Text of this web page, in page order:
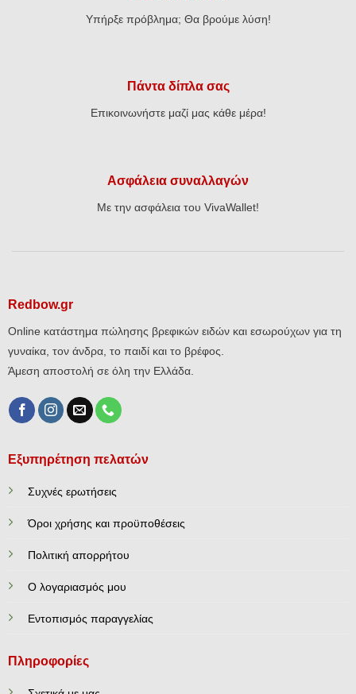
Υπήρξε πρόβλημα; Θα βρούμε λύση!
Πάντα δίπλα σας
Επικοινωνήστε μαζί μας κάθε μέρα!
Ασφάλεια συναλλαγών
Με την ασφάλεια του VivaWallet!
Redbow.gr
Online κατάστημα πώλησης βρεφικών ειδών και εσωρούχων για τη
γυναίκα, τον άνδρα, το παιδί και το βρέφος.
Άμεση αποστολή σε όλη την Ελλάδα.
Εξυπηρέτηση πελατών
Συχνές ερωτήσεις
Όροι χρήσης και προϋποθέσεις
Πολιτική απορρήτου
Ο λογαριασμός μου
Εντοπισμός παραγγελίας
Πληροφορίες